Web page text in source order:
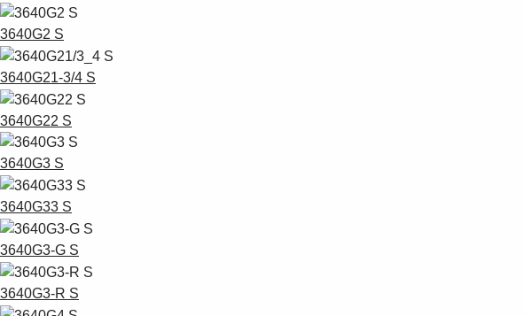
3640G2 S
3640G21-3/4 S
3640G22 S
3640G3 S
3640G33 S
3640G3-G S
3640G3-R S